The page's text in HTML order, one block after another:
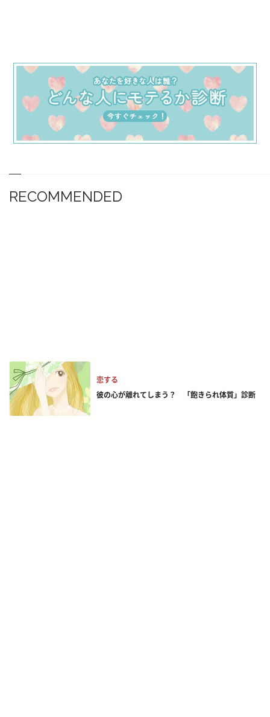
RECOMMENDED
恋する
彼の心が離れてしまう？ 「飽きられ体質」診断